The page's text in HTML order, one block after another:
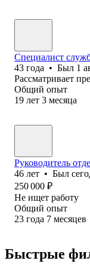
Специалист
43 года • Был 1
Рассматривает
Общий опыт
19 лет 3 месяца
Руководитель
46 лет • Был
250 000 ₽
Не ищет работу
Общий опыт
23 года 7 месяцев
Быстрые